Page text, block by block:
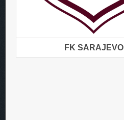
FK SARAJEVO